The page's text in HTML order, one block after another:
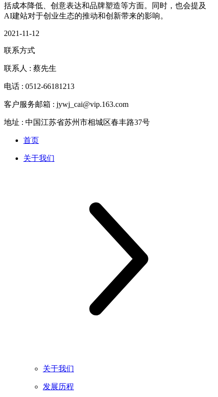
括成本降低、创意表达和品牌塑造等方面。同时，也会提及
AI建站对于创业生态的推动和创新带来的影响。
2021-11-12
联系方式
联系人 : 蔡先生
电话 : 0512-66181213
客户服务邮箱 : jywj_cai@vip.163.com
地址 : 中国江苏省苏州市相城区春丰路37号
首页
关于我们
关于我们
发展历程